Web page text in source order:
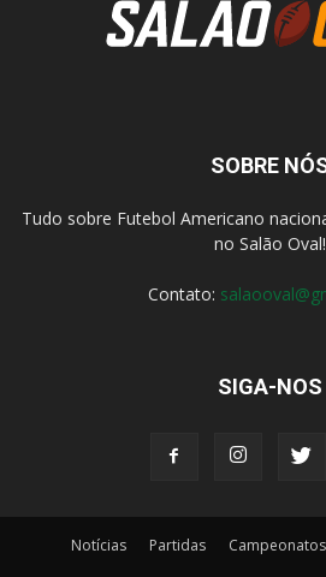
SOBRE
Tudo sobre Futebol Americano
no Salão Oval!
Contato:
SIGA-NOS
Notícias Partidas Campeonatos